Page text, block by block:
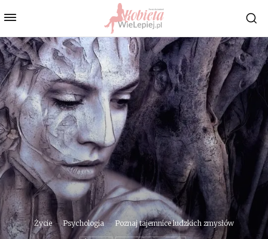
Życie Psychologia Poznaj tajemnice ludzkich zmysłów